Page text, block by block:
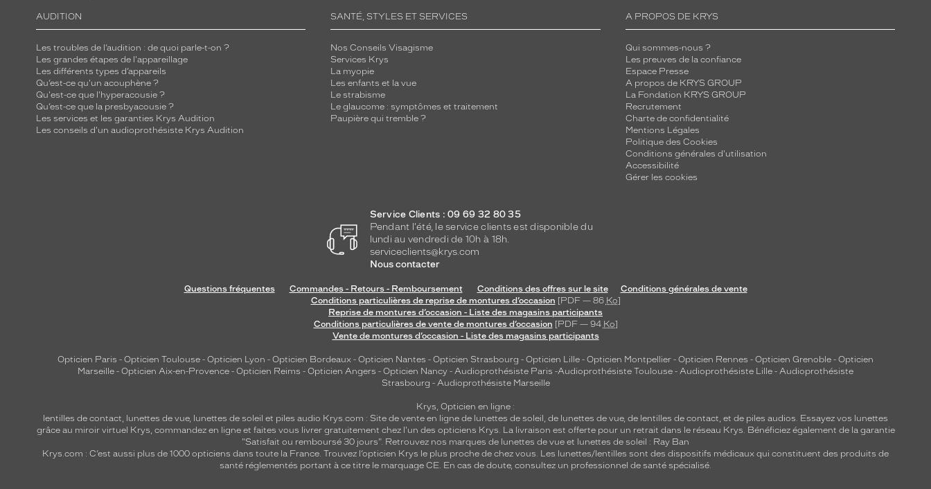
AUDITION
Les troubles de l’audition : de quoi parle-t-on ?
Les grandes étapes de l'appareillage
Les différents types d’appareils
Qu’est-ce qu'un acouphène ?
Qu'est-ce que l'hyperacousie ?
Qu’est-ce que la presbyacousie ?
Les services et les garanties Krys Audition
Les conseils d'un audioprothésiste Krys Audition
SANTÉ, STYLES ET SERVICES
Nos Conseils Visagisme
Services Krys
La myopie
Les enfants et la vue
Le strabisme
Le glaucome : symptômes et traitement
Paupière qui tremble ?
A PROPOS DE KRYS
Qui sommes-nous ?
Les preuves de la confiance
Espace Presse
A propos de KRYS GROUP
La Fondation KRYS GROUP
Recrutement
Charte de confidentialité
Mentions Légales
Politique des Cookies
Conditions générales d'utilisation
Accessibilité
Gérer les cookies
Service Clients : 09 69 32 80 35
Pendant l'été, le service clients est disponible du
lundi au vendredi de 10h à 18h.
serviceclients@krys.com
Nous contacter
Questions fréquentes Commandes - Retours - Remboursement Conditions des offres sur le site
Conditions générales de vente
Conditions particulières de reprise de montures d’occasion [PDF — 86 Ko]
Reprise de montures d’occasion - Liste des magasins participants
Conditions particulières de vente de montures d’occasion [PDF — 94 Ko]
Vente de montures d’occasion - Liste des magasins participants
Opticien Paris - Opticien Toulouse - Opticien Lyon - Opticien Bordeaux - Opticien Nantes - Opticien Strasbourg - Opticien Lille - Opticien Montpellier - Opticien Rennes - Opticien Grenoble - Opticien
Marseille - Opticien Aix-en-Provence - Opticien Reims - Opticien Angers - Opticien Nancy - Audioprothésiste Paris -Audioprothésiste Toulouse - Audioprothésiste Lille - Audioprothésiste
Strasbourg - Audioprothésiste Marseille
Krys, Opticien en ligne :
lentilles de contact, lunettes de vue, lunettes de soleil et piles audio Krys.com : Site de vente en ligne de lunettes de soleil, de lunettes de vue, de lentilles de contact, et de piles audios. Essayez vos lunettes
grâce au miroir virtuel Krys, commandez en ligne et faites vous livrer gratuitement chez l'un des opticiens Krys. La livraison est offerte pour un retrait dans le réseau Krys. Bénéficiez également de la garantie
"Satisfait ou remboursé 30 jours". Retrouvez nos marques de lunettes de vue et lunettes de soleil : Ray Ban
Krys.com : C’est aussi plus de 1000 opticiens dans toute la France. Trouvez l’opticien Krys le plus proche de chez vous. Les lunettes/lentilles sont des dispositifs médicaux qui constituent des produits de
santé réglementés portant à ce titre le marquage CE. En cas de doute, consultez un professionnel de santé spécialisé.